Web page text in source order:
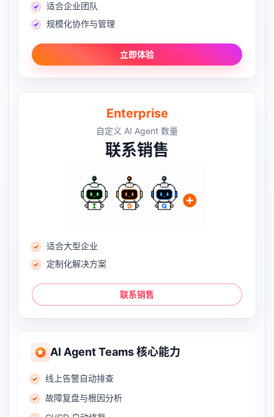
适合企业团队
规模化协作与管理
立即体验
Enterprise
自定义 AI Agent 数量
联系销售
适合大型企业
定制化解决方案
联系销售
AI Agent Teams 核心能力
线上告警自动排查
故障复盘与根因分析